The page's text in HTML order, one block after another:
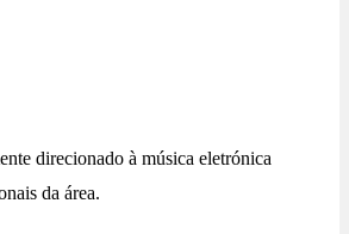
direcionado à música eletrónica
da área.